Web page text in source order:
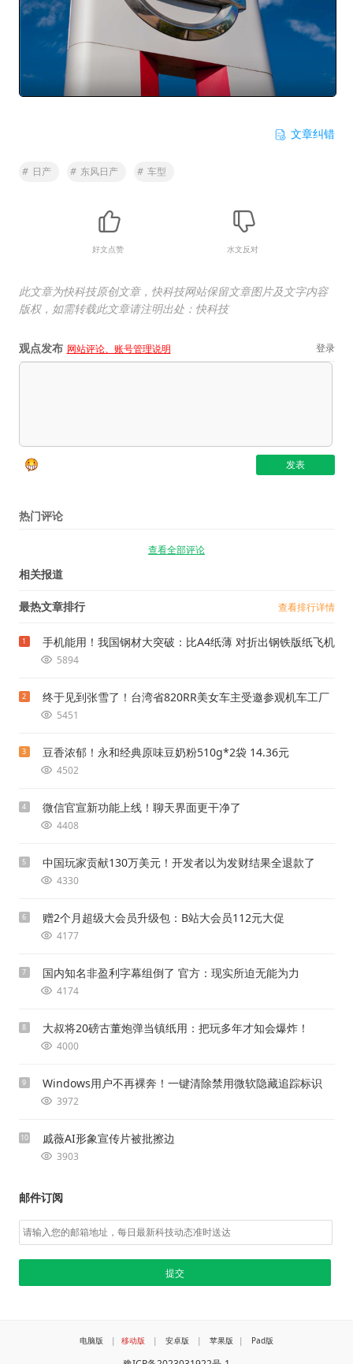
文章纠错
# 日产 # 东风日产 # 车型
好文点赞 水文反对
此文章为快科技原创文章，快科技网站保留文章图片及文字内容
版权，如需转载此文章请注明出处：快科技
观点发布 网站评论、账号管理说明 登录
热门评论
查看全部评论
相关报道
最热文章排行 查看排行详情
1 手机能用！我国钢材大突破：比A4纸薄 对折出钢铁版纸飞机
5894
2 终于见到张雪了！台湾省820RR美女车主受邀参观机车工厂
5451
3 豆香浓郁！永和经典原味豆奶粉510g*2袋 14.36元
4502
4 微信官宣新功能上线！聊天界面更干净了
4408
5 中国玩家贡献130万美元！开发者以为发财结果全退款了
4330
6 赠2个月超级大会员升级包：B站大会员112元大促
4177
7 国内知名非盈利字幕组倒了 官方：现实所迫无能为力
4174
8 大叔将20磅古董炮弹当镇纸用：把玩多年才知会爆炸！
4000
9 Windows用户不再裸奔！一键清除禁用微软隐藏追踪标识
3972
10 戚薇AI形象宣传片被批擦边
3903
邮件订阅
电脑版 | 移动版 | 安卓版 | 苹果版 | Pad版